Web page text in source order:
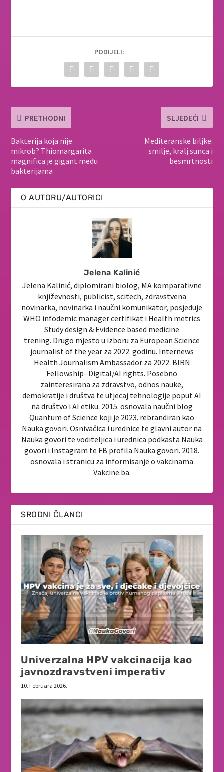
PODIJELI:
PRETHODNI
Bakterija koja nije
mikrob? Thiomargarita
magnifica je gigant među
bakterijama
SLJEDEĆI
Mediteranske biljke:
smilje, kralj sunca i
besmrtnosti
O AUTORU/AUTORICI
Jelena Kalinić
Jelena Kalinić, diplomirani biolog, MA komparativne
književnosti, publicist, scitech, zdravstvena
novinarka, novinarka i naučni komunikator, posjeduje
WHO infodemic manager certifikat i Health metrics
Study design & Evidence based medicine
trening. Drugo mjesto u izboru za European Science
journalist of the year za 2022. godinu. Internews
Health Journalism Ambassador za 2022. BIRN
Fellowship- Digital/AI rights. Posebno
zainteresirana za zdravstvo, odnos nauke,
demokratije i društva te utjecaj tehnologije poput AI
na društvo i AI etiku. 2015. osnovala naučni blog
Quantum of Science koji je 2023. rebrandiran kao
Nauka govori. Osnivačica i urednice te glavni autor na
Nauka govori te voditeljica i urednica podkasta Nauka
govori i Instagram te FB profila Nauka govori. 2018.
osnovala i stranicu za informisanje o vakcinama
Vakcine.ba.
SRODNI ČLANCI
Univerzalna HPV vakcinacija kao
javnozdravstveni imperativ
10. Februara 2026.